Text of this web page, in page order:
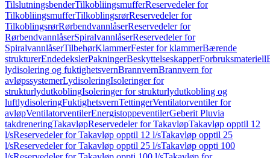
TilslutningsbenderTilkobliingsmufferReservedeler for
TilkobliingsmufferTilkoblingsrørReservedeler for
TilkoblingsrørRørbendvannlåserReservedeler for
RørbendvannlåserSpiralvannlåserReservedeler for
SpiralvannlåserTilbehørKlammerFester for klammerBærende
strukturerEndedekslerPakningerBeskyttelseskapperForbruksmateriell
lydisolering og fuktighetsvernBrannvernBrannvern for
avløpssystemerLydisoleringIsoleringer for
strukturlydutkoblingIsoleringer for strukturlydutkobling og
luftlydisoleringFuktighetsvernTettingerVentilatorventiler for
avløpVentilatorventilerEnergistoppeventilerGeberit Pluvia
takdreneringTakavløpReservedeler for TakavløpTakavløp opptil 12
l/sReservedeler for Takavløp opptil 12 l/sTakavløp opptil 25
l/sReservedeler for Takavløp opptil 25 l/sTakavløp oppti 100